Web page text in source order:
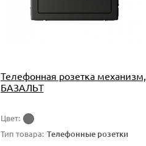
Телефонная розетка механизм,
БАЗАЛЬТ
Цвет:
Тип товара: Телефонные розетки